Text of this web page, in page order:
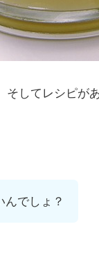
そしてレシピが
んでしょ？